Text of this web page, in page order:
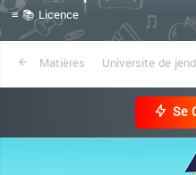
≡ 📚 Licence
Matières Universite de
Se